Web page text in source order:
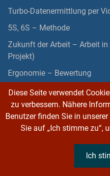
Turbo-Datenermittlung per
5S, 6S – Methode
Zukunft der Arbeit – Arbeit in
Projekt)
Ergonomie – Bewertung
DATENSCHUTZERKLÄRUNG
Diese Seite verwendet
zu verbessern. Nähere
Benutzer finden Sie in
Sie auf „Ich stimme zu“,
Ich